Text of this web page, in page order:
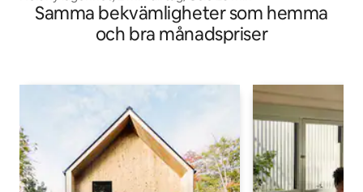
Samma bekvämligheter som hemma
och bra månadspriser